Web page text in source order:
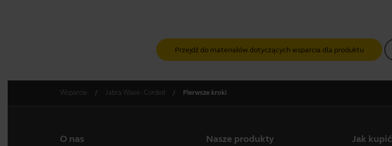
Przejdź do materiałów dotyczących wsparcia dla produktu
Wsparcie Jabra Wave - Corded Pierwsze kroki
O nas Nasze produkty Jak kupić